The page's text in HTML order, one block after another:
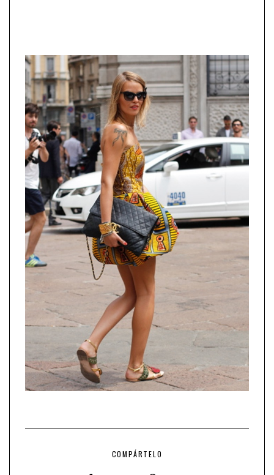
COMPÁRTELO